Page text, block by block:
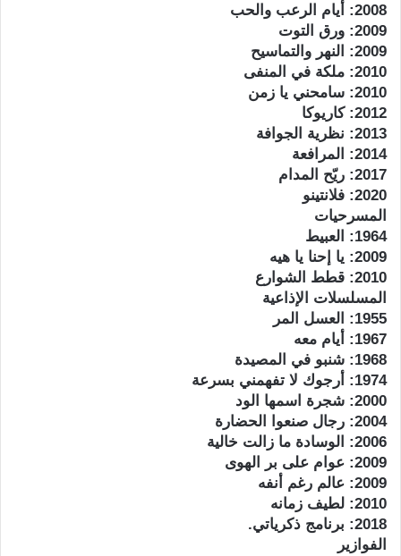
2008: أيام الرعب والحب
2009: ورق التوت
2009: النهر والتماسيح
2010: ملكة في المنفى
2010: سامحني يا زمن
2012: كاريوكا
2013: نظرية الجوافة
2014: المرافعة
2017: ريّح المدام
2020: فلانتينو
المسرحيات
1964: العبيط
2009: يا إحنا يا هيه
2010: قطط الشوارع
المسلسلات الإذاعية
1955: العسل المر
1967: أيام معه
1968: شنبو في المصيدة
1974: أرجوك لا تفهمني بسرعة
2000: شجرة اسمها الود
2004: رجال صنعوا الحضارة
2006: الوسادة ما زالت خالية
2009: عوام على بر الهوى
2009: عالم رغم أنفه
2010: لطيف زمانه
2018: برنامج ذكرياتي.
الفوازير